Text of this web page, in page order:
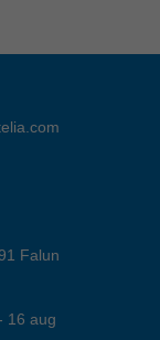
Falun
16 aug